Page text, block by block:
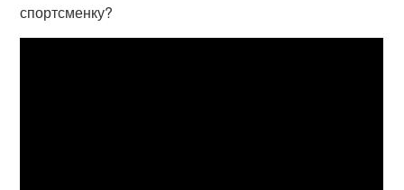
спортсменку?